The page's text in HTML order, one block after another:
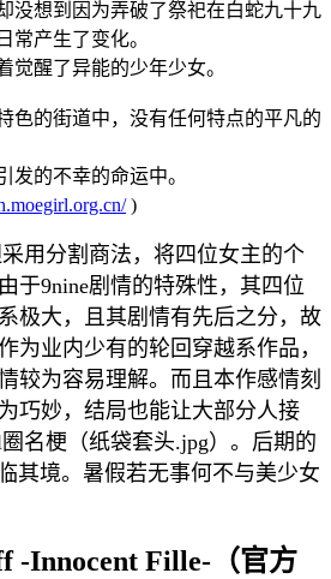
没想到因为弄破了祭祀在白蛇九十九
常产生了变化。
觉醒了异能的少年少女。
色的街道中，没有任何特点的平凡的
发的不幸的命运中。
)
用分割商法，将四位女主的个
于9nine剧情的特殊性，其四位
极大，且其剧情有先后之分，故
为业内少有的轮回穿越系作品，
较为容易理解。而且本作感情刻
巧妙，结局也能让大部分人接
名梗（纸袋套头.jpg）。后期的
其境。暑假若无事何不与美少女
-Innocent Fille-（官方